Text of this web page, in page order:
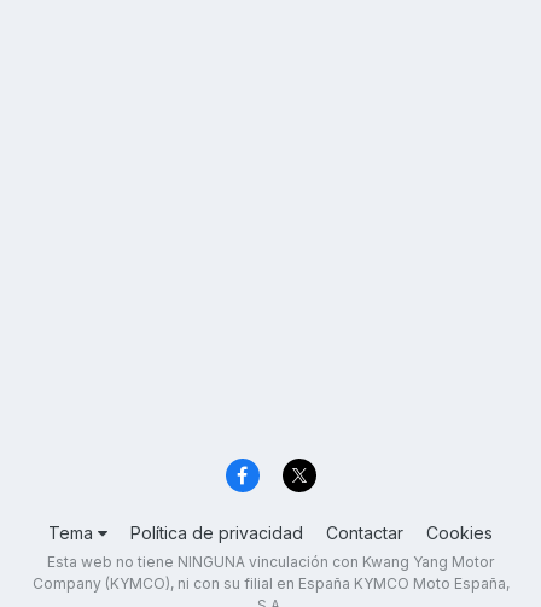
Tema Política de privacidad Contactar Cookies
Esta web no tiene NINGUNA vinculación con Kwang Yang Motor
Company (KYMCO), ni con su filial en España KYMCO Moto España,